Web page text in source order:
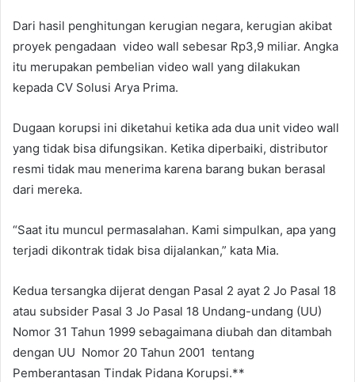
Dari hasil penghitungan kerugian negara, kerugian akibat
proyek pengadaan video wall sebesar Rp3,9 miliar. Angka
itu merupakan pembelian video wall yang dilakukan
kepada CV Solusi Arya Prima.
Dugaan korupsi ini diketahui ketika ada dua unit video wall
yang tidak bisa difungsikan. Ketika diperbaiki, distributor
resmi tidak mau menerima karena barang bukan berasal
dari mereka.
“Saat itu muncul permasalahan. Kami simpulkan, apa yang
terjadi dikontrak tidak bisa dijalankan,” kata Mia.
Kedua tersangka dijerat dengan Pasal 2 ayat 2 Jo Pasal 18
atau subsider Pasal 3 Jo Pasal 18 Undang-undang (UU)
Nomor 31 Tahun 1999 sebagaimana diubah dan ditambah
dengan UU Nomor 20 Tahun 2001 tentang
Pemberantasan Tindak Pidana Korupsi.**